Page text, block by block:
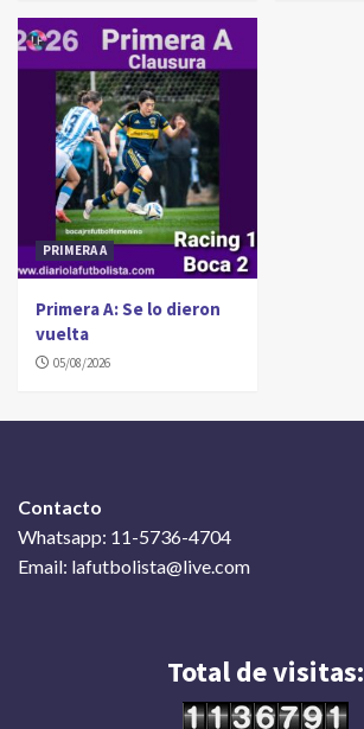
PRIMERA A
Primera A: Se lo dieron
vuelta
05/08/2026
Contacto
Whatsapp: 11-5736-4704
Email: lafutbolista@live.com
Total de visitas: